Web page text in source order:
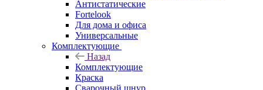
Антистатические
Fortelook
Для дома и офиса
Универсальные
Комплектующие
Назад
Комплектующие
Краска
Сварочный шнур